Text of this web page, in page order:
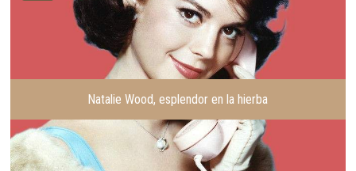
Natalie Wood, esplendor en la hierba